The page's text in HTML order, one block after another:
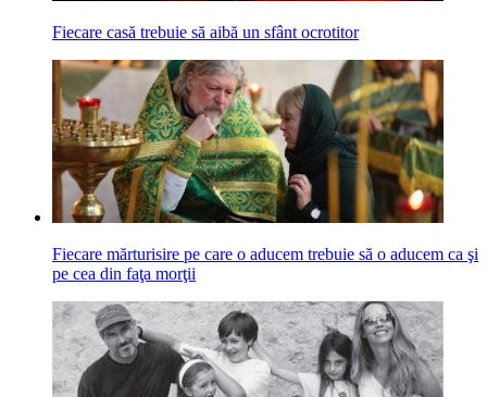
Fiecare casă trebuie să aibă un sfânt ocrotitor
Fiecare mărturisire pe care o aducem trebuie să o aducem ca şi
pe cea din faţa morţii